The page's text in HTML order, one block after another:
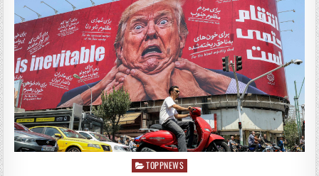
Posted
TOPPNEWS